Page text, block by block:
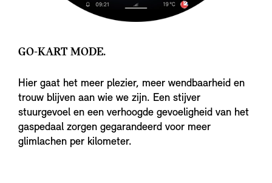
GO-KART MODE.
Hier gaat het meer plezier, meer wendbaarheid en
trouw blijven aan wie we zijn. Een stijver
stuurgevoel en een verhoogde gevoeligheid van het
gaspedaal zorgen gegarandeerd voor meer
glimlachen per kilometer.